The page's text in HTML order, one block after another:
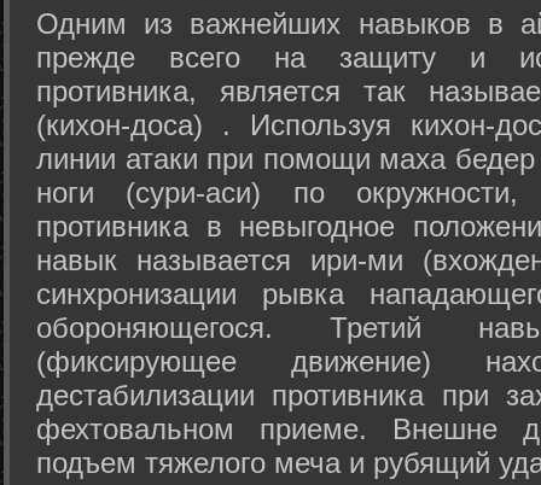
Одним из важнейших навыков в
прежде всего на защиту и
противника, является так
(кихон-доса) . Используя кихон-
линии атаки при помощи маха
ноги (сури-аси) по
противника в невыгодное
навык называется ири-ми
синхронизации рывка
обороняющегося. Третий
(фиксирующее движение)
дестабилизации противника при
фехтовальном приеме. Внешне
подъем тяжелого меча и рубящий